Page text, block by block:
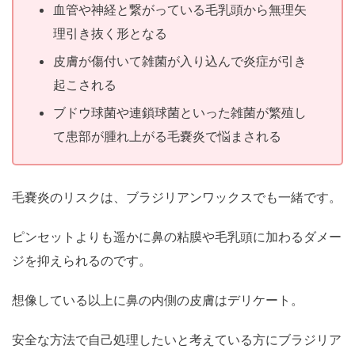
血管や神経と繋がっている毛乳頭から無理矢
理引き抜く形となる
皮膚が傷付いて雑菌が入り込んで炎症が引き
起こされる
ブドウ球菌や連鎖球菌といった雑菌が繁殖し
て患部が腫れ上がる毛嚢炎で悩まされる
毛嚢炎のリスクは、ブラジリアンワックスでも一緒です。
ピンセットよりも遥かに鼻の粘膜や毛乳頭に加わるダメー
ジを抑えられるのです。
想像している以上に鼻の内側の皮膚はデリケート。
安全な方法で自己処理したいと考えている方にブラジリア